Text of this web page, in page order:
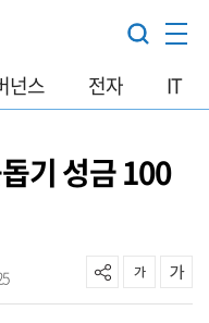
넌스 전자 IT
기 성금 100